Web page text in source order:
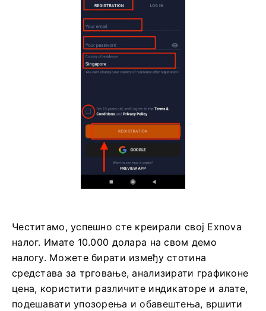
Честитамо, успешно сте креирали свој Exnova
налог. Имате 10.000 долара на свом демо
налогу. Можете бирати између стотина
средстава за трговање, анализирати графиконе
цена, користити различите индикаторе и алате,
подешавати упозорења и обавештења, вршити